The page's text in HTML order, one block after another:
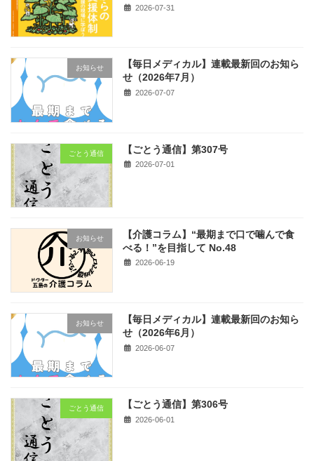
2026-07-31
お知らせ
【毎日メディカル】連載最新回のお知ら
せ（2026年7月）
2026-07-07
ごとう通信 【ごとう通信】第307号
2026-07-01
お知らせ
【介護コラム】“最期まで口で噛んで食
べる！”を目指して No.48
2026-06-19
お知らせ
【毎日メディカル】連載最新回のお知ら
せ（2026年6月）
2026-06-07
ごとう通信 【ごとう通信】第306号
2026-06-01